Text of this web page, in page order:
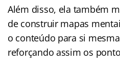
Além disso, ela também
de construir mapas
o conteúdo para si
reforçando assim os